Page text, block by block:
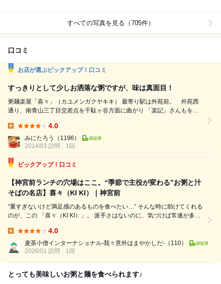
すべての写真を見る（705件）
口コミ
お店が選ぶピックアップ！口コミ
すっきりとして少しお洒落な粥ですが、味は真面目！
粥麺楽屋「喜々」（カユメンガクヤキキ） 最寄り駅は外苑前。 外苑西
通り、南青山三丁目交差点を千駄ヶ谷方面に曲がり 「楽記」さんもを左
秀和外苑レジデンス2階。 店へは外苑西通り沿いの階段を利用し向かうの
ですが、 表にはランチタイムの紹介。 大盛り無料サービス、セットにす
4.0
みにたろう
（1196）
2014/03 訪問
1回
ピックアップ！口コミ
【神宮前ランチの穴場はここ。“季節で主役が変わる”お粥と汁
そばの名店】喜々（KI KI）｜神宮前
“重すぎないけど満足感のあるものを食べたい…” そんな時に助けてくれる
のが、この 「喜々（KI KI）」。 派手さはないのに、気づけば常連が多
上がると、外の喧騒とは別世界のような落ち着いた空間が広がります。
原宿の中心地...
4.0
麦茶小僧インターナショナル-我々意外はまやかしだ- （110）
2026/01 訪問
1回
とっても美味しいお粥と麺を食べられます♪